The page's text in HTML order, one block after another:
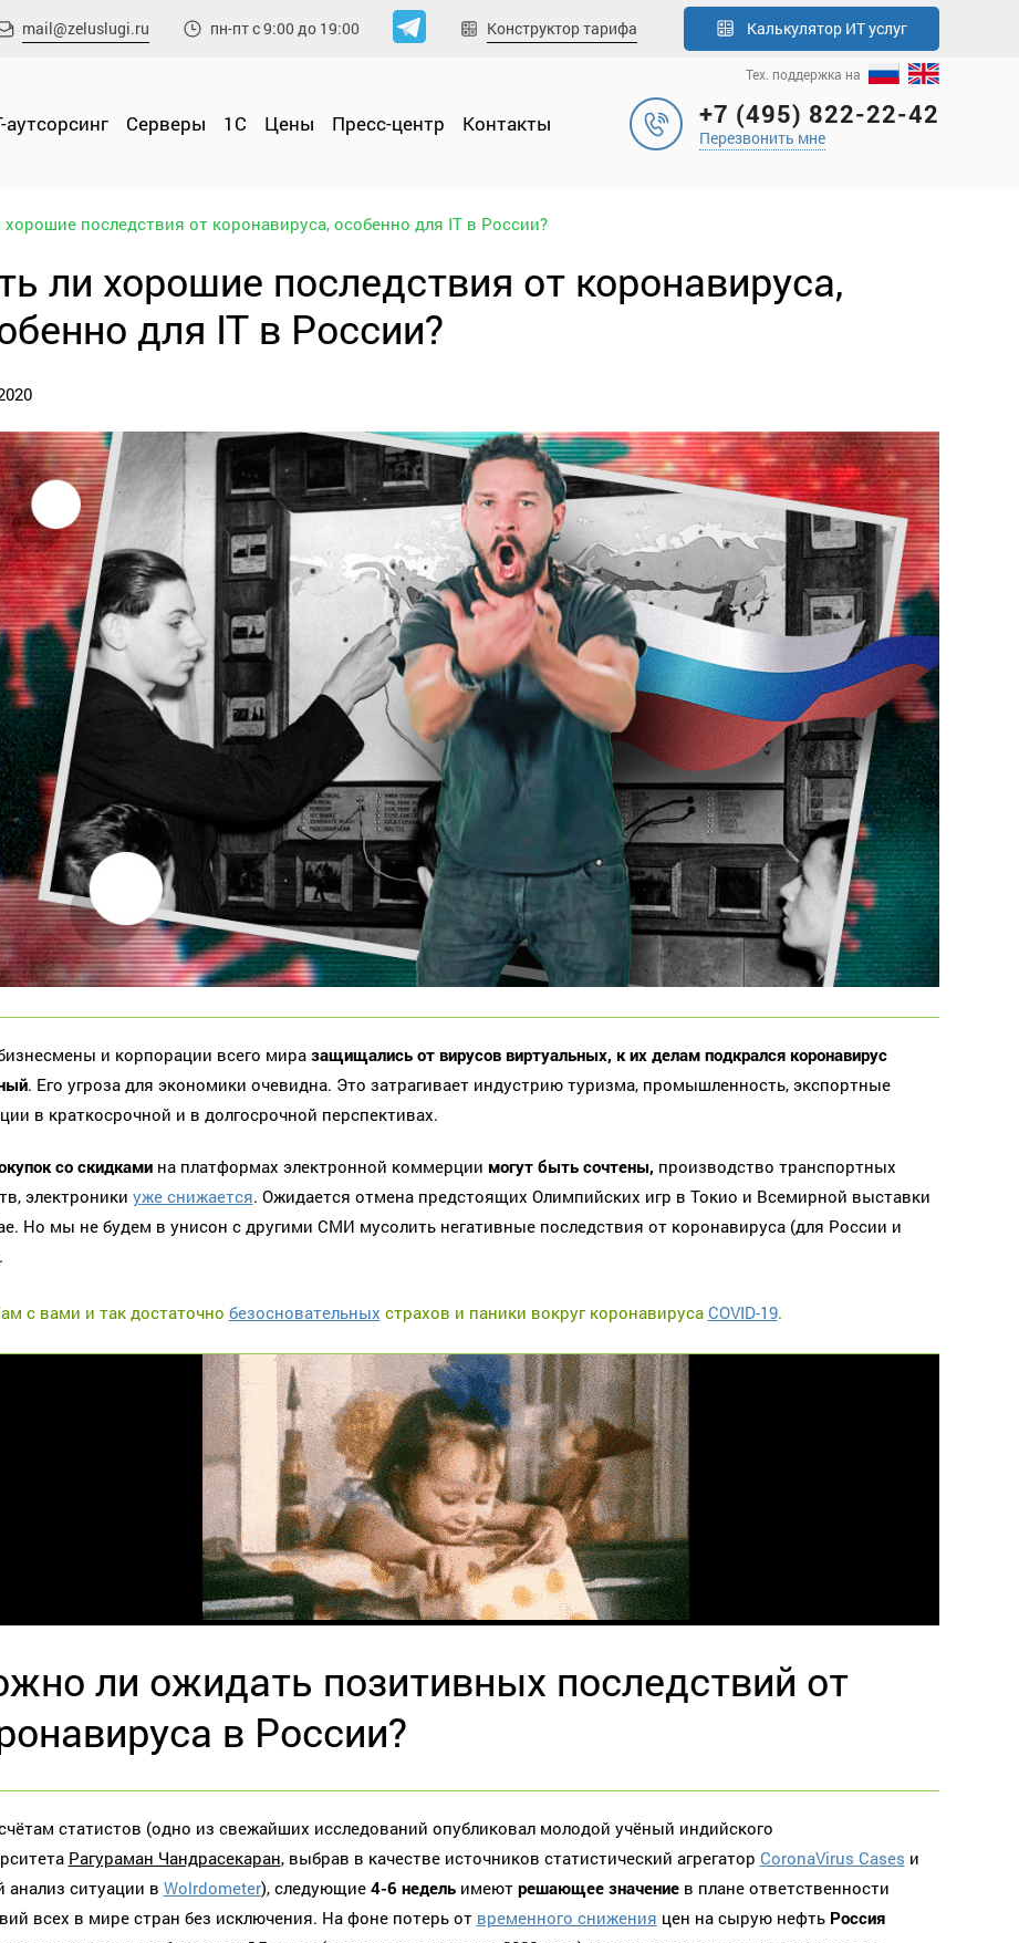
mail@zeluslugi.ru пн-пт с 9:00 до 19:00 Конструктор тарифа Калькулятор ИТ услуг
+7 (495) 822-22-42
Перезвонить мне
аутсорсинг Cерверы 1С Цены Пресс-центр Контакты
Тех. поддержка на
хорошие последствия от коронавируса, особенно для IT в России?
ли хорошие последствия от коронавируса,
для IT в России?
и корпорации всего мира защищались от вирусов виртуальных, к их делам подкрался коронавирус
. Его угроза для экономики очевидна. Это затрагивает индустрию туризма, промышленность, экспортные
в краткосрочной и в долгосрочной перспективах.
со скидкамина платформах электронной коммерции могут быть сочтены, производство транспортных
электроники уже снижается. Ожидается отмена предстоящих Олимпийских игр в Токио и Всемирной выставки
Но мы не будем в унисон с другими СМИ мусолить негативные последствия от коронавируса (для России и
с вами и так достаточно безосновательных страхов и паники вокруг коронавируса COVID-19.
ли ожидать позитивных последствий от
в России?
статистов (одно из свежайших исследований опубликовал молодой учёный индийского
Рагураман Чандрасекаран, выбрав в качестве источников статистический агрегатор CoronaVirus Cases и
анализ ситуации в Wolrdometer), следующие 4-6 недельимеют решающее значениев плане ответственности
всех в мире стран без исключения. На фоне потерь от временного снижения цен на сырую нефть Россия